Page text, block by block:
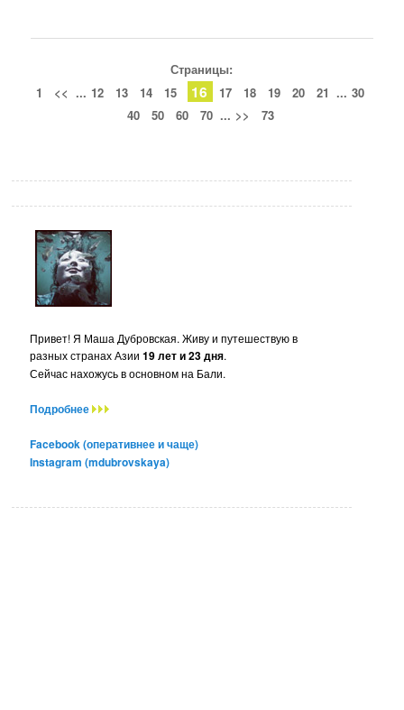
Страницы:
1
<< ... 12 13 14 15 16 17 18 19 20 21 ... 30
40
50 60 70 ... >> 73
Привет! Я Маша Дубровская. Живу и путешествую в
разных странах Азии19 лет и 23 дня.
Сейчас нахожусь в основном на Бали.
Подробнее
Facebook (оперативнее и чаще)
Instagram (mdubrovskaya)